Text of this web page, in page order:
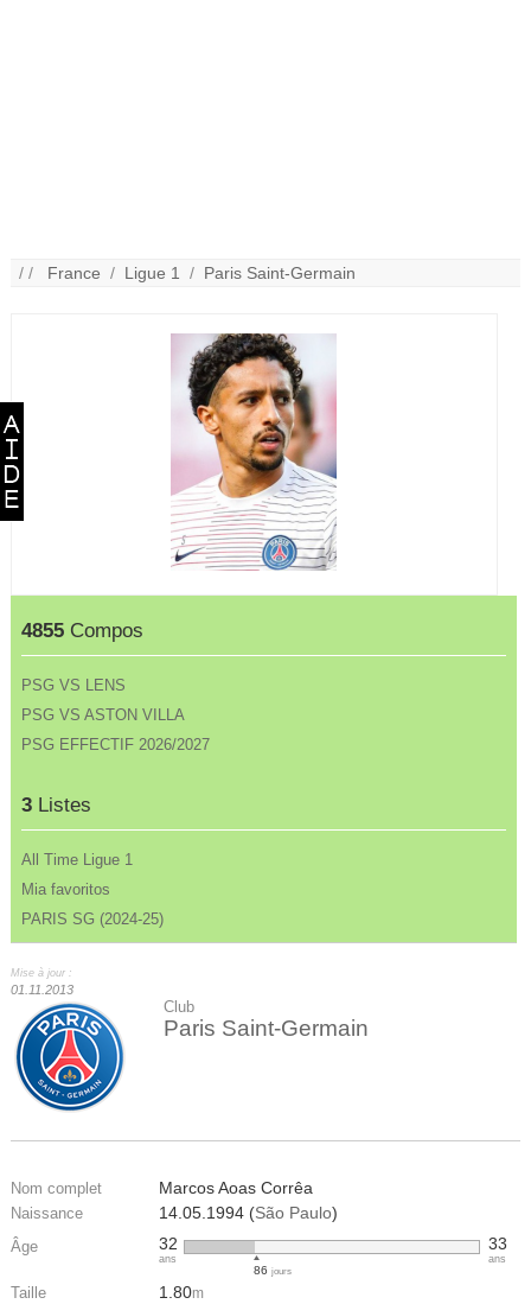
/ / France / Ligue 1 / Paris Saint-Germain
4855 Compos
PSG VS LENS
PSG VS ASTON VILLA
PSG EFFECTIF 2026/2027
3 Listes
All Time Ligue 1
Mia favoritos
PARIS SG (2024-25)
Mise à jour :
01.11.2013
Club
Paris Saint-Germain
Nom complet Marcos Aoas Corrêa
Naissance 14.05.1994 (São Paulo)
Âge 32
ans
86jours
33
ans
Taille 1.80m